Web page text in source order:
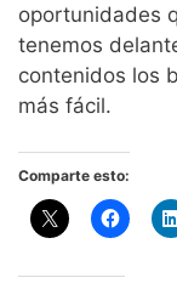
oportunidades
tenemos
contenidos los
más fácil.
Comparte esto: